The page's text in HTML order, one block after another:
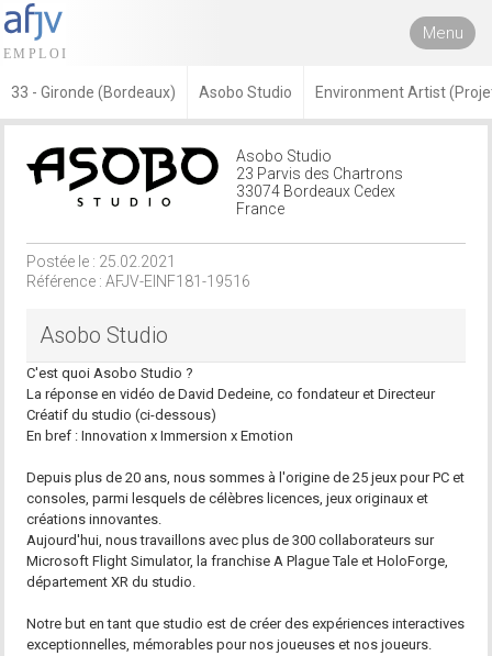
Menu
33 - Gironde (Bordeaux) Asobo Studio Environment Artist
Asobo Studio
23 Parvis des Chartrons
33074 Bordeaux Cedex
France
Postée le : 25.02.2021
Référence : AFJV-EINF181-19516
Asobo Studio
C'est quoi Asobo Studio ?
La réponse en vidéo de David Dedeine, co fondateur et Directeur
Créatif du studio (ci-dessous)
En bref : Innovation x Immersion x Emotion
Depuis plus de 20 ans, nous sommes à l'origine de 25 jeux pour PC et
consoles, parmi lesquels de célèbres licences, jeux originaux et
créations innovantes.
Aujourd'hui, nous travaillons avec plus de 300 collaborateurs sur
Microsoft Flight Simulator, la franchise A Plague Tale et HoloForge,
département XR du studio.
Notre but en tant que studio est de créer des expériences interactives
exceptionnelles, mémorables pour nos joueuses et nos joueurs.